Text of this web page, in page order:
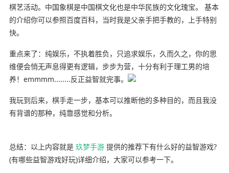
棋艺活动。中国象棋是中国棋文化也是中华民族的文化瑰宝。 基本
的介绍你可以参照百度百科，当时我是父亲手把手教的，上手特别
快。
重点来了：纯娱乐，不执着胜负，只追求娱乐，久而久之，你的思
维便会悄无声息得更有逻辑，步步为营，十分有利于理工男的培
养！emmmm........反正益智就完事。
我玩到后来，棋手走一步，基本可以推断他的多种目的，而且我没
有背谱的那种，纯靠感觉和分析。
总结：以上内容就是 玖梦手游提供的推荐下有什么好的益智游戏?
(有哪些益智游戏好玩)详细介绍，大家可以参考一下。